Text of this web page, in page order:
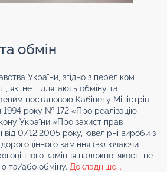
обмін
України, згідно з переліком
які не підлягають обміну та
постановою Кабінету Міністрів
1994 року № 172 «Про реалізацію
України «Про захист прав
від 07.12.2005 року, ювелірні вироби з
каміння (включаючи
каміння належної якості не
та/або обміну. Докладніше...